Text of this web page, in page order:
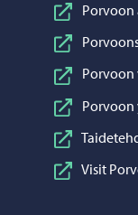
Porvoon
Visit